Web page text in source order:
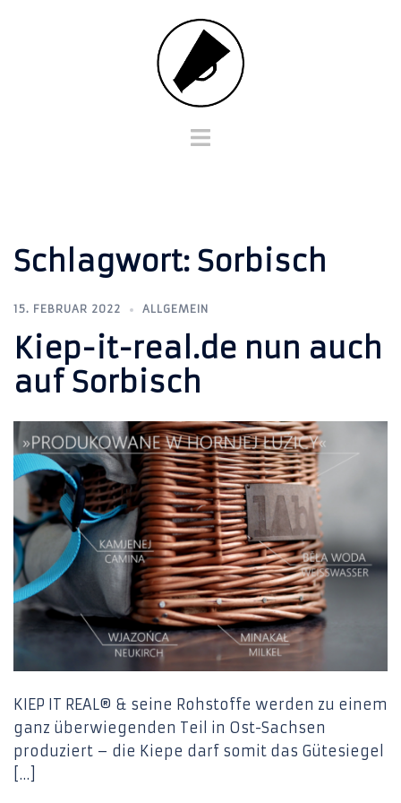
Menü
Schlagwort: Sorbisch
15. FEBRUAR 2022 ALLGEMEIN
Kiep-it-real.de nun auch
auf Sorbisch
KIEP IT REAL® & seine Rohstoffe werden zu einem
ganz überwiegenden Teil in Ost-Sachsen
produziert – die Kiepe darf somit das Gütesiegel
[…]